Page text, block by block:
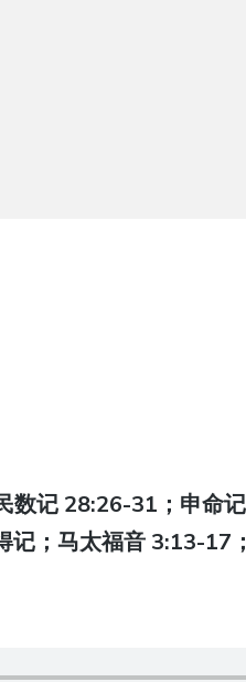
数记 28:26-31；申命
；马太福音 3:13-17